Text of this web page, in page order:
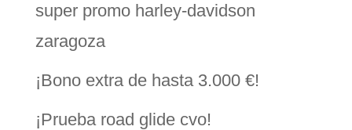
super promo harley-davidson
zaragoza
¡Bono extra de hasta 3.000 €!
¡Prueba road glide cvo!